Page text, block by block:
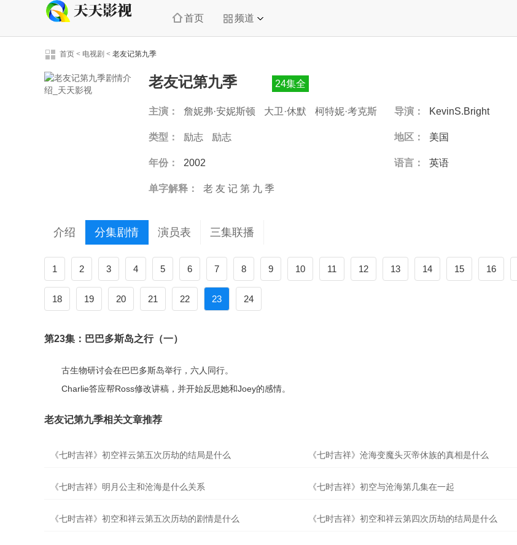
首页 频道
首页 < 电视剧 < 老友记第九季
老友记第九季 24集全
主演： 詹妮弗·安妮斯顿 大卫·休默
柯特妮·考克斯
导演： KevinS.Bright
类型： 励志 励志 地区： 美国
年份： 2002 语言： 英语
单字解释： 老 友 记 第 九 季
介绍 分集剧情 演员表 三集联播
1 2 3 4 5 6 7 8 9 10 11 12 13 14 15 16
18 19 20 21 22 23 24
第23集：巴巴多斯岛之行（一）
古生物研讨会在巴巴多斯岛举行，六人同行。
Charlie答应帮Ross修改讲稿，并开始反思她和Joey的感情。
老友记第九季相关文章推荐
《七时吉祥》初空祥云第五次历劫的结局是什么 《七时吉祥》沧海变魔头灭帝休族的真相是什么
《七时吉祥》明月公主和沧海是什么关系 《七时吉祥》初空与沧海第几集在一起
《七时吉祥》初空和祥云第五次历劫的剧情是什么 《七时吉祥》初空和祥云第四次历劫的结局是什么